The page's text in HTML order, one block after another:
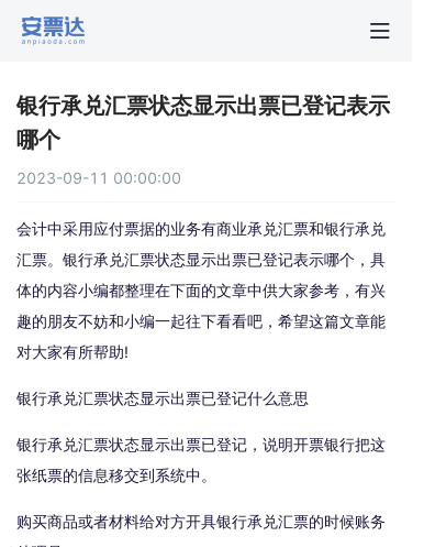
银行承兑汇票状态显示出票已登记表示
哪个
2023-09-11 00:00:00
会计中采用应付票据的业务有商业承兑汇票和银行承兑
汇票。银行承兑汇票状态显示出票已登记表示哪个，具
体的内容小编都整理在下面的文章中供大家参考，有兴
趣的朋友不妨和小编一起往下看看吧，希望这篇文章能
对大家有所帮助!
银行承兑汇票状态显示出票已登记什么意思
银行承兑汇票状态显示出票已登记，说明开票银行把这
张纸票的信息移交到系统中。
购买商品或者材料给对方开具银行承兑汇票的时候账务